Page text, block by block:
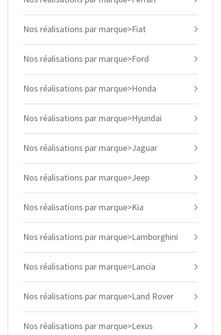
Nos réalisations par marque>Fiat
Nos réalisations par marque>Ford
Nos réalisations par marque>Honda
Nos réalisations par marque>Hyundai
Nos réalisations par marque>Jaguar
Nos réalisations par marque>Jeep
Nos réalisations par marque>Kia
Nos réalisations par marque>Lamborghini
Nos réalisations par marque>Lancia
Nos réalisations par marque>Land Rover
Nos réalisations par marque>Lexus